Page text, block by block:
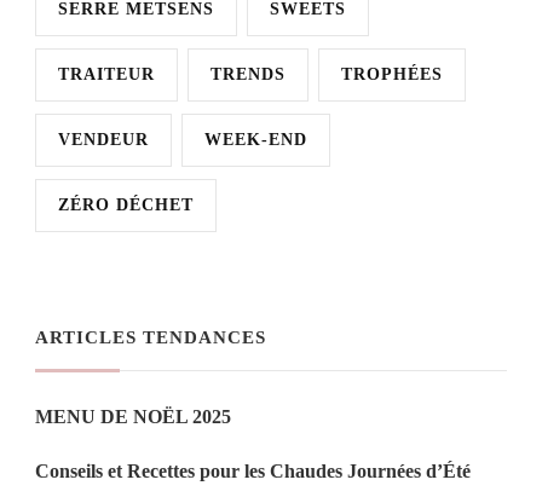
SERRE METSENS SWEETS
TRAITEUR TRENDS TROPHÉES
VENDEUR WEEK-END
ZÉRO DÉCHET
ARTICLES TENDANCES
MENU DE NOËL 2025
Conseils et Recettes pour les Chaudes Journées d’Été